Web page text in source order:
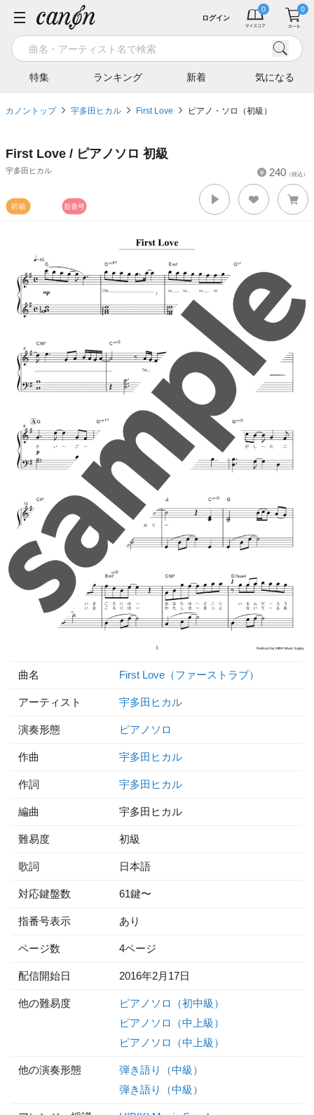
特集 ランキング 新着 気になる
ログイン
カノントップ 宇多田ヒカル First Love ピアノ・ソロ（初級）
First Love / ピアノソロ 初級
宇多田ヒカル 240 （税込）
曲名 First Love（ファーストラブ）
アーティスト 宇多田ヒカル
演奏形態 ピアノソロ
作曲 宇多田ヒカル
作詞 宇多田ヒカル
編曲 宇多田ヒカル
難易度 初級
歌詞 日本語
対応鍵盤数 61鍵〜
指番号表示 あり
ページ数 4ページ
配信開始日 2016年2月17日
他の難易度
ピアノソロ（初中級）
ピアノソロ（中上級）
ピアノソロ（中上級）
他の演奏形態
弾き語り（中級）
弾き語り（中級）